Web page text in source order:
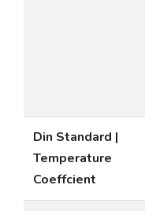
Din Standard |
Temperature
Coeffcient